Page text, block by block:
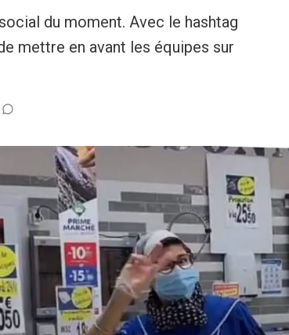
du moment. Avec le hashtag
mettre en avant les équipes sur